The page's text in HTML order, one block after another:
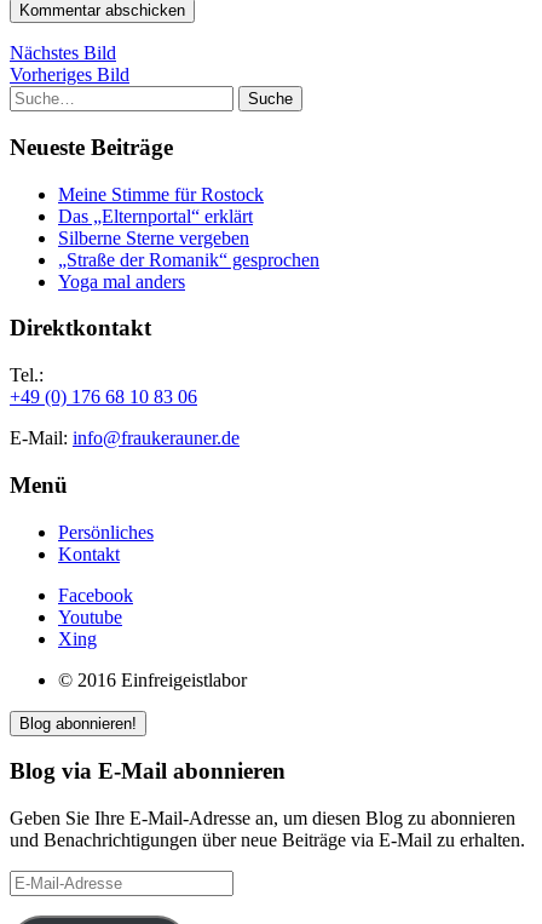
Nächstes Bild
Vorheriges Bild
Suche
Neueste Beiträge
Meine Stimme für Rostock
Das „Elternportal“ erklärt
Silberne Sterne vergeben
„Straße der Romanik“ gesprochen
Yoga mal anders
Direktkontakt
Tel.:
+49 (0) 176 68 10 83 06
E-Mail: info@fraukerauner.de
Menü
Persönliches
Kontakt
Facebook
Youtube
Xing
© 2016 Einfreigeistlabor
Blog abonnieren!
Blog via E-Mail abonnieren
Geben Sie Ihre E-Mail-Adresse an, um diesen Blog zu abonnieren
und Benachrichtigungen über neue Beiträge via E-Mail zu erhalten.
E-
Mail-